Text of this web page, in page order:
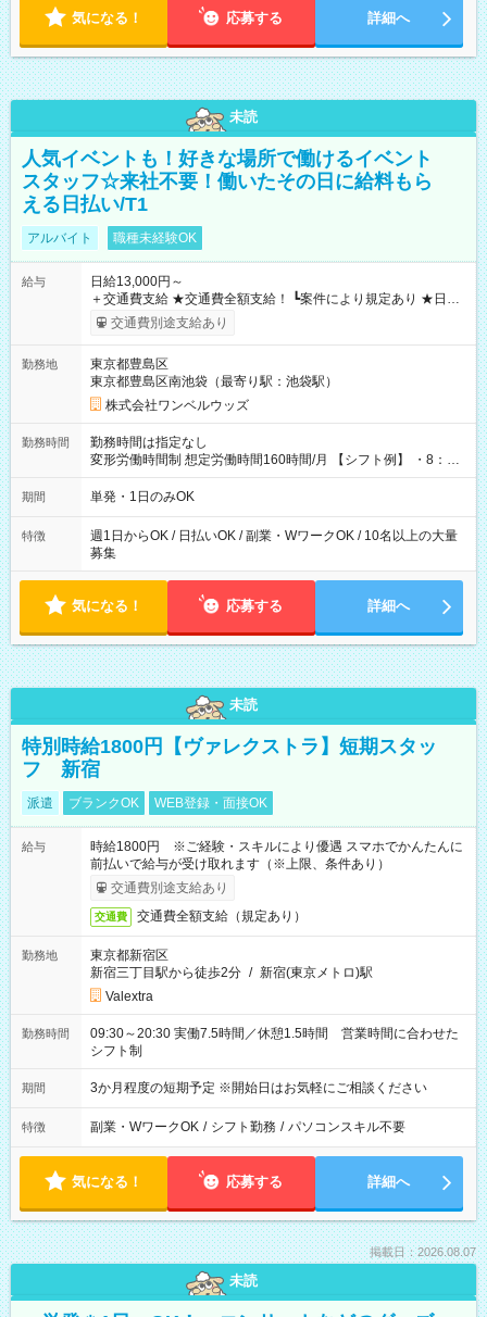
気になる！ 応募する 詳細へ
未読
人気イベントも！好きな場所で働けるイベント
スタッフ☆来社不要！働いたその日に給料もら
える日払い/T1
アルバイト 職種未経験OK
給与
日給13,000円～
＋交通費支給 ★交通費全額支給！ ┗案件により規定あり ★日払
いOK！（規定あり） ┗働いたその日に現金GET♪ お仕事後はコ
ンビニATMから 日払い分を引き落とせます！ 【試用期間】試
交通費別途支給あり
勤務地
東京都豊島区
東京都豊島区南池袋（最寄り駅：池袋駅）
株式会社ワンベルウッズ
勤務時間
勤務時間は指定なし
変形労働時間制 想定労働時間160時間/月 【シフト例】 ・8：00
～21：00
期間 単発・1日のみOK
特徴
週1日からOK / 日払いOK / 副業・WワークOK / 10名以上の大量
募集
気になる！ 応募する 詳細へ
未読
特別時給1800円【ヴァレクストラ】短期スタッ
フ 新宿
派遣 ブランクOK WEB登録・面接OK
給与
時給1800円 ※ご経験・スキルにより優遇 スマホでかんたんに
前払いで給与が受け取れます（※上限、条件あり）
交通費別途支給あり
交通費 交通費全額支給（規定あり）
勤務地
東京都新宿区
新宿三丁目駅から徒歩2分 / 新宿(東京メトロ)駅
Valextra
勤務時間
09:30～20:30 実働7.5時間／休憩1.5時間 営業時間に合わせた
シフト制
期間 3か月程度の短期予定 ※開始日はお気軽にご相談ください
特徴 副業・WワークOK / シフト勤務 / パソコンスキル不要
気になる！ 応募する 詳細へ
掲載日：2026.08.07
未読